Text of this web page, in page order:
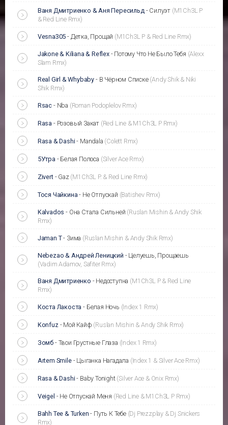
Ваня Дмитриенко & Аня Пересильд- Силуэт (M1Ch3L P
& Red Line Rmx)
Vesna305 - Детка, Прощай (M1Ch3L P & Red Line Rmx)
Jakone & Kiliana & Reflex- Потому Что Не Было Тебя (Alexx
Slam Rmx)
Real Girl & Whybaby - В Чёрном Списке (Andy Shik & Niki
Shik Rmx)
Rsac - Nba (Roman Podoplelov Rmx)
Rasa - Розовый Закат (Red Line & M1Ch3L P Rmx)
Rasa & Dashi - Mandala (Colett Rmx)
5Утра - Белая Полоса (Silver Ace Rmx)
Zivert- Gaz (M1Ch3L P. & Red Line Rmx)
Тося Чайкина - Не Отпускай (Batishev Rmx)
Kalvados - Она Стала Сильней (Ruslan Mishin & Andy Shik
Rmx)
Jaman T- Зима (Ruslan Mishin & Andy Shik Rmx)
Nebezao & Андрей Леницкий - Целуешь, Прощаешь
(Vadim Adamov, Safiter Rmx)
Ваня Дмитриенко - Недоступна (M1Ch3L P & Red Line
Rmx)
Коста Лакоста - Белая Ночь (Index 1 Rmx)
Konfuz- Мой Кайф (Ruslan Mishin & Andy Shik Rmx)
Зомб - Твои Грустные Глаза (Index 1 Rmx)
Artem Smile- Цыганка Нагадала (Index 1 & Silver Ace Rmx)
Rasa & Dashi - Baby Tonight (Silver Ace & Onix Rmx)
Veigel - Не Отпускай Меня (Red Line & M1Ch3L P Rmx)
Bahh Tee & Turken - Путь К Тебе (Dj Prezzplay & Dj Snickers
Rmx)